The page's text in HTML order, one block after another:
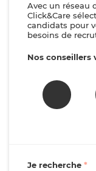
Avec un réseau
Click&Care
candidats pour
besoins de
Nos conseillers
Je recherche